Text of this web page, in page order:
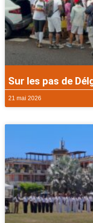
Sur les pas de
21 mai 2026